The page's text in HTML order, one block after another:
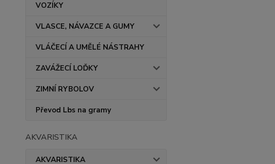
VOZÍKY
VLASCE, NÁVAZCE A GUMY
VLÁČECÍ A UMĚLÉ NÁSTRAHY
ZAVÁŽECÍ LOĎKY
ZIMNÍ RYBOLOV
Převod Lbs na gramy
AKVARISTIKA
AKVARISTIKA